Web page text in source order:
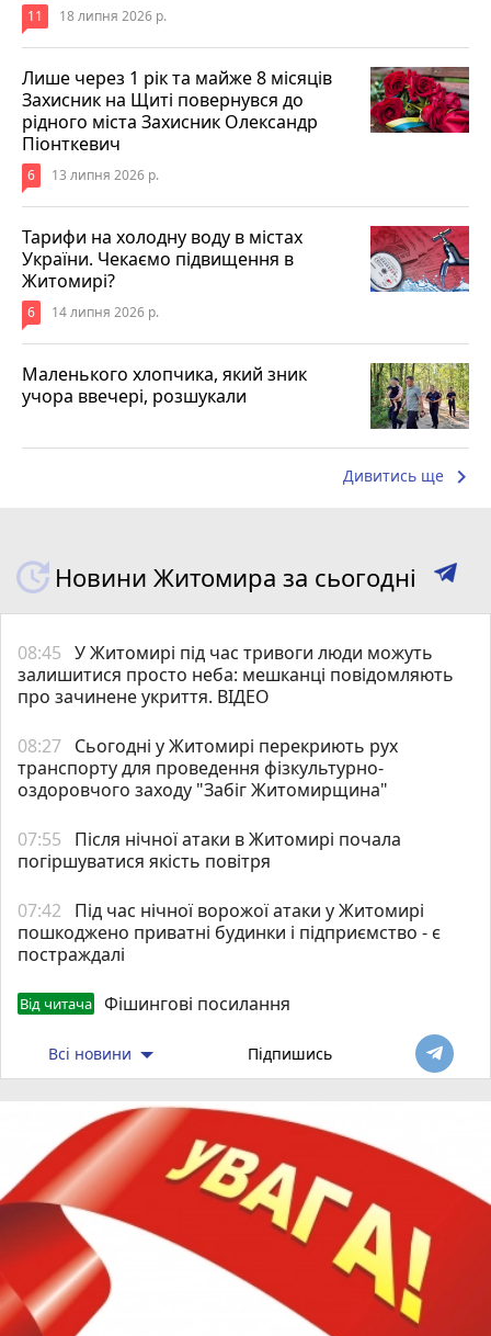
11 18 липня 2026 р.
Лише через 1 рік та майже 8 місяців
Захисник на Щиті повернувся до
рідного міста Захисник Олександр
Піонткевич
6 13 липня 2026 р.
Тарифи на холодну воду в містах
України. Чекаємо підвищення в
Житомирі?
6 14 липня 2026 р.
Маленького хлопчика, який зник
учора ввечері, розшукали
Дивитись ще keyboard_arrow_right
Новини Житомира за сьогодні
08:45 У Житомирі під час тривоги люди можуть
залишитися просто неба: мешканці повідомляють
про зачинене укриття. ВІДЕО
08:27 Сьогодні у Житомирі перекриють рух
транспорту для проведення фізкультурно-
оздоровчого заходу "Забіг Житомирщина"
07:55
Після нічної атаки в Житомирі почала
погіршуватися якість повітря
07:42
Під час нічної ворожої атаки у Житомирі
пошкоджено приватні будинки і підприємство - є
постраждалі
Від читача Фішингові посилання
Всі новини Підпишись